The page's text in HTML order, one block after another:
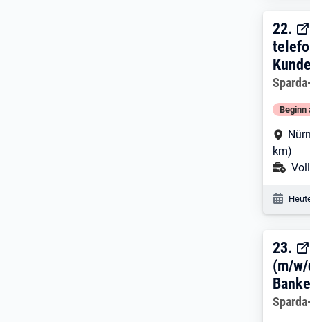
22.
22.
Beginn
km)
23.
23.
(m/